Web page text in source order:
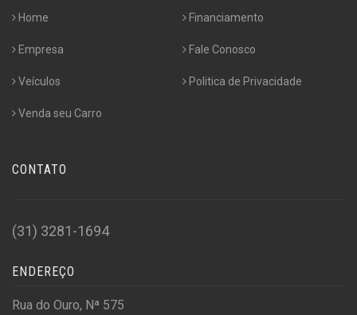
Home
Empresa
Veículos
Venda seu Carro
Financiamento
Fale Conosco
Politica de Privacidade
CONTATO
(31) 3281-1694
ENDEREÇO
Rua do Ouro, Nª 575